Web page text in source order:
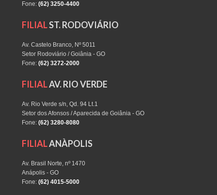
Fone: (62) 3250-4400
FILIALST. RODOVIÁRIO
Av. Castelo Branco, Nº 5011
Setor Rodoviário / Goiânia - GO
Fone: (62) 3272-2000
FILIALAV. RIO VERDE
Av. Rio Verde s/n, Qd. 94 Lt.1
Setor dos Afonsos / Aparecida de Goiânia - GO
Fone: (62) 3280-8080
FILIALANÀPOLIS
Av. Brasil Norte, nº 1470
Anápolis - GO
Fone: (62) 4015-5000